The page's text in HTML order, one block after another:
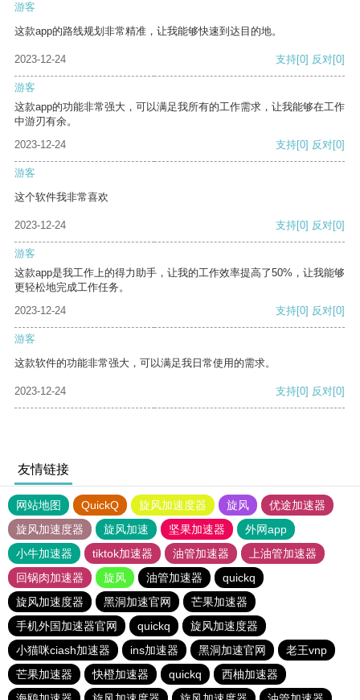
游客
这款app的路线规划非常精准，让我能够快速到达目的地。
2023-12-24 支持[0] 反对[0]
游客
这款app的功能非常强大，可以满足我所有的工作需求，让我能够在工作
中游刃有余。
2023-12-24
支持[0] 反对[0]
游客
这个软件我非常喜欢
2023-12-24 支持[0] 反对[0]
游客
这款app是我工作上的得力助手，让我的工作效率提高了50%，让我能够
更轻松地完成工作任务。
2023-12-24
支持[0] 反对[0]
游客
这款软件的功能非常强大，可以满足我日常使用的需求。
2023-12-24 支持[0] 反对[0]
友情链接
网站地图 QuickQ 旋风加速度器 旋风
优途加速器
旋风加速度器
旋风加速 坚果加速器
外网app
小牛加速器
tiktok加速器 油管加速器
上油管加速器
回锅肉加速器
旋风 油管加速器
quickq
旋风加速度器
黑洞加速官网
芒果加速器
手机外国加速器官网
quickq
旋风加速度器
小猫咪ciash加速器
ins加速器 黑洞加速官网
老王vnp
芒果加速器
快橙加速器 quickq
西柚加速器